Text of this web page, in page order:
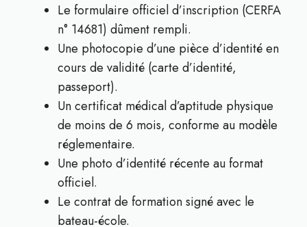
Le formulaire officiel d’inscription (CERFA
n° 14681) dûment rempli.
Une photocopie d’une pièce d’identité en
cours de validité (carte d’identité,
passeport).
Un certificat médical d’aptitude physique
de moins de 6 mois, conforme au modèle
réglementaire.
Une photo d’identité récente au format
officiel.
Le contrat de formation signé avec le
bateau-école.